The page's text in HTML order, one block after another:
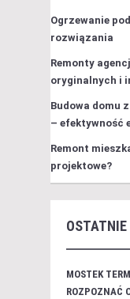
Ogrzewanie
rozwiązania
Remonty
oryginalnych i
Budowa domu
– efektywność
Remont
projektowe?
OSTATNIE
MOSTEK
ROZPOZNAĆ